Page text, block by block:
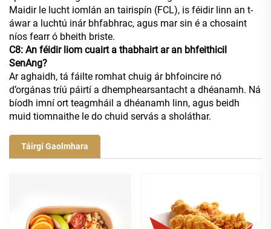
Maidir le lucht iomlán an tairispín (FCL), is féidir linn an t-
áwar a luchtú inár bhfabhrac, agus mar sin é a chosaint
níos fearr ó bheith briste.
C8: An féidir liom cuairt a thabhairt ar an bhfeithicil
SenAng?
Ar aghaidh, tá fáilte romhat chuig ár bhfoincire nó
d’orgánas tríú páirtí a dhemphearsantacht a dhéanamh. Ná
bíodh imní ort teagmháil a dhéanamh linn, agus beidh
muid tiomnaithe le do chuid servás a sholáthar.
Táirgí Gaolmhara